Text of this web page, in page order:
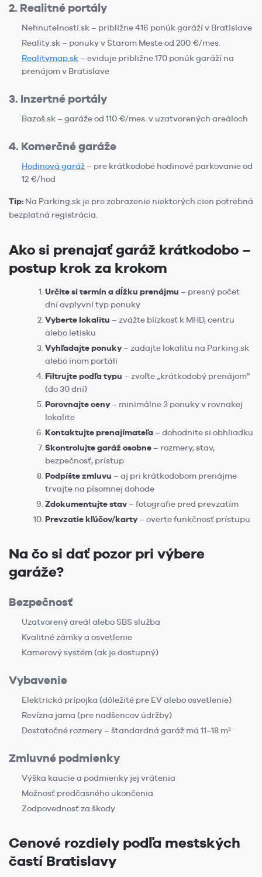
2. Realitné portály
Nehnutelnosti.sk – približne 416 ponúk garáží v Bratislave
Reality.sk – ponuky v Starom Meste od 200 €/mes.
Realitymap.sk – eviduje približne 170 ponúk garáží na
prenájom v Bratislave
3. Inzertné portály
Bazoš.sk – garáže od 110 €/mes. v uzatvorených areáloch
4. Komerčné garáže
Hodinová garáž – pre krátkodobé hodinové parkovanie od
12 €/hod
Tip: Na Parking.sk je pre zobrazenie niektorých cien potrebná
bezplatná registrácia.
Ako si prenajať garáž krátkodobo –
postup krok za krokom
Určite si termín a dĺžku prenájmu – presný počet
dní ovplyvní typ ponuky
Vyberte lokalitu – zvážte blízkosť k MHD, centru
alebo letisku
Vyhľadajte ponuky– zadajte lokalitu na Parking.sk
alebo inom portáli
Filtrujte podľa typu – zvoľte „krátkodobý prenájom"
(do 30 dní)
Porovnajte ceny– minimálne 3 ponuky v rovnakej
lokalite
Kontaktujte prenajímateľa – dohodnite si obhliadku
Skontrolujte garáž osobne – rozmery, stav,
bezpečnosť, prístup
Podpíšte zmluvu – aj pri krátkodobom prenájme
trvajte na písomnej dohode
Zdokumentujte stav – fotografie pred prevzatím
Prevzatie kľúčov/karty– overte funkčnosť prístupu
Na čo si dať pozor pri výbere
garáže?
Bezpečnosť
Uzatvorený areál alebo SBS služba
Kvalitné zámky a osvetlenie
Kamerový systém (ak je dostupný)
Vybavenie
Elektrická prípojka (dôležité pre EV alebo osvetlenie)
Revízna jama (pre nadšencov údržby)
Dostatočné rozmery – štandardná garáž má 11–18 m²
Zmluvné podmienky
Výška kaucie a podmienky jej vrátenia
Možnosť predčasného ukončenia
Zodpovednosť za škody
Cenové rozdiely podľa mestských
častí Bratislavy